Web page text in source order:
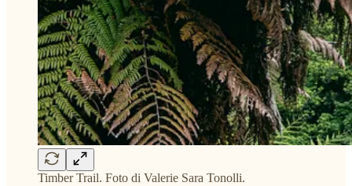
Timber Trail. Foto di Valerie Sara Tonolli.